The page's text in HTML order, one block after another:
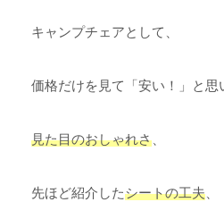
キャンプチェアとして、
価格だけを見て「安い！」と思
見た目のおしゃれさ
先ほど紹介したシートの工夫